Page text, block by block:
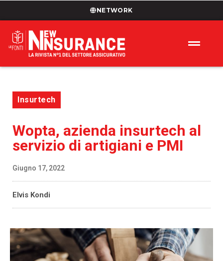
NETWORK
Insurtech
Wopta, azienda insurtech al
servizio di artigiani e PMI
Giugno 17, 2022
Elvis Kondi